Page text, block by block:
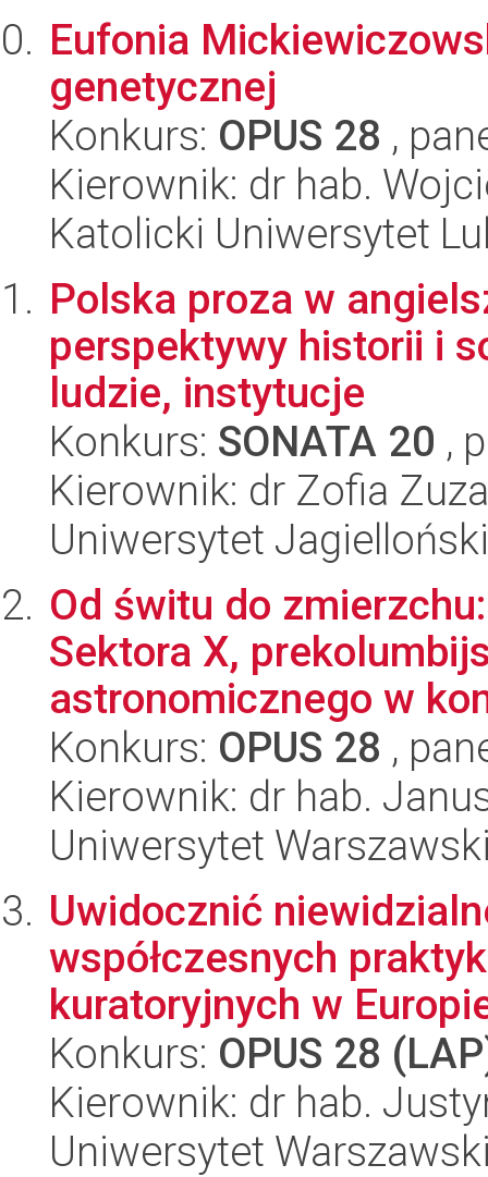
Eufonia
genetycznej
Konkurs: OPUS 28 ,
Kierownik: dr hab.
Katolicki Uniwersytet
Polska proza w
perspektywy historii i
ludzie, instytucje
Konkurs: SONATA 20 ,
Kierownik: dr Zofia
Uniwersytet Jagielloński
Od świtu do
Sektora X,
astronomicznego w
Konkurs: OPUS 28 ,
Kierownik: dr hab.
Uniwersytet
Uwidocznić
współczesnych
kuratoryjnych w
Konkurs: OPUS 28
Kierownik: dr hab.
Uniwersytet